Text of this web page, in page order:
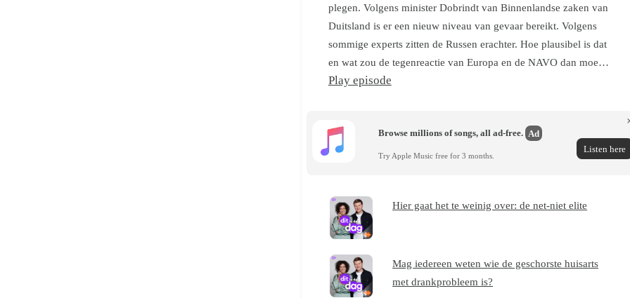
plegen. Volgens minister Dobrindt van Binnenlandse zaken van
Duitsland is er een nieuw niveau van gevaar bereikt. Volgens
sommige experts zitten de Russen erachter. Hoe plausibel is dat
en wat zou de tegenreactie van Europa en de NAVO dan moe…
Play episode
Browse millions of songs, all ad-free. Ad
Try Apple Music free for 3 months.
Listen here
Hier gaat het te weinig over: de net-niet elite
Mag iedereen weten wie de geschorste huisarts
met drankprobleem is?